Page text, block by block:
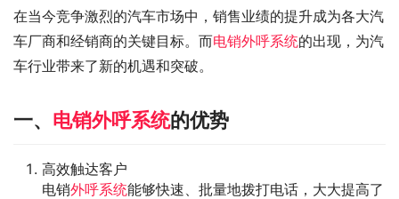
在当今竞争激烈的汽车市场中，销售业绩的提升成为各大汽
车厂商和经销商的关键目标。而电销外呼系统的出现，为汽
车行业带来了新的机遇和突破。
一、 电销外呼系统的优势
高效触达客户
电销外呼系统能够快速、批量地拨打电话，大大提高了